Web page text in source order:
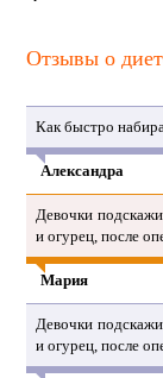
Отзывы о
Как быстро
Александра
Девочки
и огурец, после
Мария
Девочки
и огурец, после